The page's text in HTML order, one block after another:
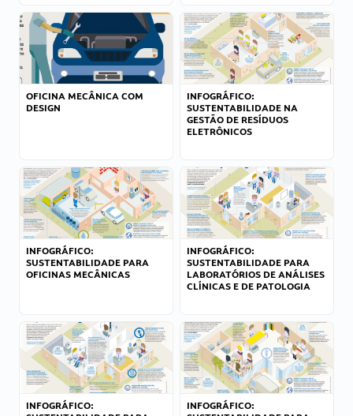
OFICINA MECÂNICA COM
DESIGN
INFOGRÁFICO:
SUSTENTABILIDADE NA
GESTÃO DE RESÍDUOS
ELETRÔNICOS
INFOGRÁFICO:
SUSTENTABILIDADE PARA
OFICINAS MECÂNICAS
INFOGRÁFICO:
SUSTENTABILIDADE PARA
LABORATÓRIOS DE ANÁLISES
CLÍNICAS E DE PATOLOGIA
INFOGRÁFICO:
INFOGRÁFICO: